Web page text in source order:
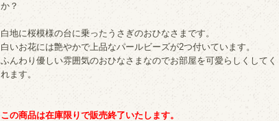
か？
白地に桜模様の台に乗ったうさぎのおひなさまです。
白いお花には艶やかで上品なパールビーズが2つ付いています。
ふんわり優しい雰囲気のおひなさまなのでお部屋を可愛らしくしてく
れます。
この商品は在庫限りで販売終了いたします。